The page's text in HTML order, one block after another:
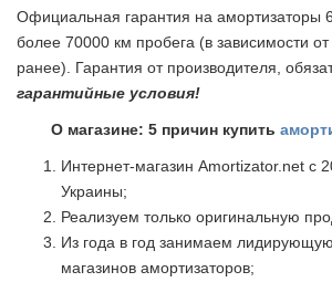
Официальная гарантия на амортизаторы
более 70000 км пробега (в зависимости от
ранее). Гарантия от производителя,
гарантийные условия!
О магазине: 5 причин купить
Интернет-магазин Amortizator.net с
Украины;
Реализуем только оригинальную
Из года в год занимаем
магазинов амортизаторов;